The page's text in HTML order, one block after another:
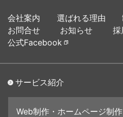
会社案内 選ばれる理由
お問合せ
お知らせ 採
公式Facebook
サービス紹介
Web制作・ホームページ制作